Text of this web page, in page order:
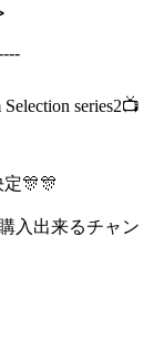
series2📺
🎊🎊
入出来るチャン